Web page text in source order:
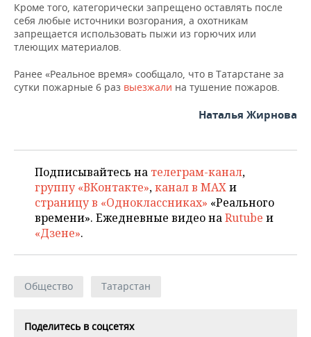
Кроме того, категорически запрещено оставлять после
себя любые источники возгорания, а охотникам
запрещается использовать пыжи из горючих или
тлеющих материалов.
Ранее «Реальное время» сообщало, что в Татарстане за
сутки пожарные 6 раз выезжали на тушение пожаров.
Наталья Жирнова
Подписывайтесь на телеграм-канал,
группу «ВКонтакте»,канал в MAXи
страницу в «Одноклассниках» «Реального
времени». Ежедневные видео наRutube и
«Дзене».
Общество Татарстан
Поделитесь в соцсетях